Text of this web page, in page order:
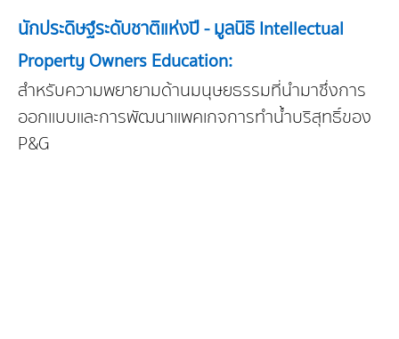
นักประดิษฐ์ระดับชาติแห่งปี - มูลนิธิ Intellectual
Property Owners Education:
สำหรับความพยายามด้านมนุษยธรรมที่นำมาซึ่งการ
ออกแบบและการพัฒนาแพคเกจการทำน้ำบริสุทธิ์ของ
P&G